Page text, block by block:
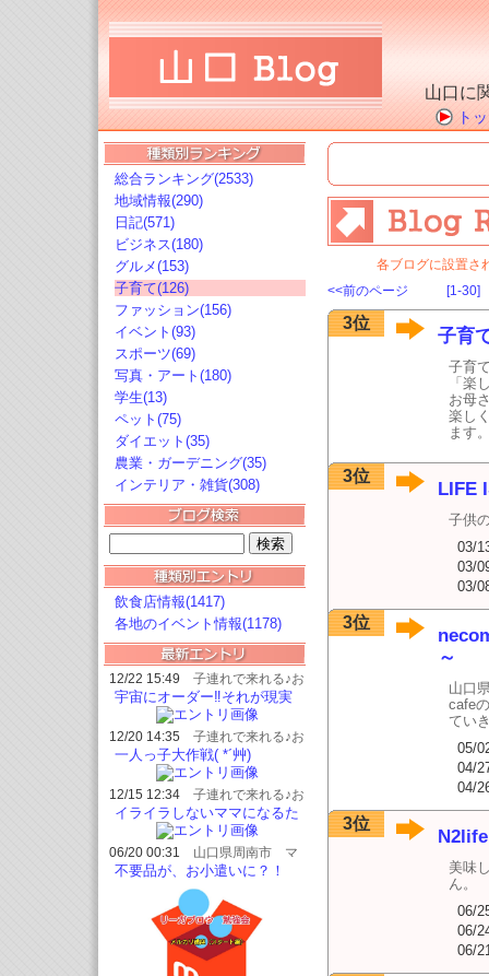
山口に
ト
総合ランキング(2533)
地域情報(290)
日記(571)
ビジネス(180)
グルメ(153)
子育て(126)
ファッション(156)
イベント(93)
スポーツ(69)
写真・アート(180)
学生(13)
ペット(75)
ダイエット(35)
農業・ガーデニング(35)
インテリア・雑貨(308)
飲食店情報(1417)
各地のイベント情報(1178)
12/22 15:49 子連れで来れる♪お
けいこ＆おうちサロンChance～
シャンス～
宇宙にオーダー‼️それが現実
におこるの巻き
12/20 14:35 子連れで来れる♪お
けいこ＆おうちサロンChance～
シャンス～
一人っ子大作戦( *´艸)
12/15 12:34 子連れで来れる♪お
けいこ＆おうちサロンChance～
シャンス～
イライラしないママになるた
めの魔法の質問講座、前日オ
ファーの開催ありがたやー
06/20 00:31 山口県周南市 マ
ヤ暦鑑定リーディング happy-
不要品が、お小遣いに？！
各ブログに設置さ
<<前のページ
[1-30]
3位
子育
子育
「楽
お母
楽し
ます
3位
LIFE
子供
03/
03/
03/
3位
～
山口
cafe
てい
05/
04/
04/
3位
N2life
美味
ん。
06/
06/
06/